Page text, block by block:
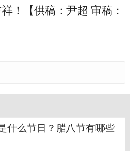
！【供稿：尹超 审稿：
什么节日？腊八节有哪些